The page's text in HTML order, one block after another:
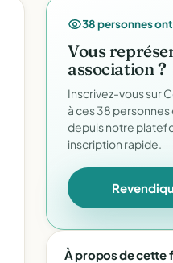
38 personnes
Vous
association ?
Inscrivez-vous sur
à ces 38 personnes
depuis notre
inscription rapide.
À propos de cette